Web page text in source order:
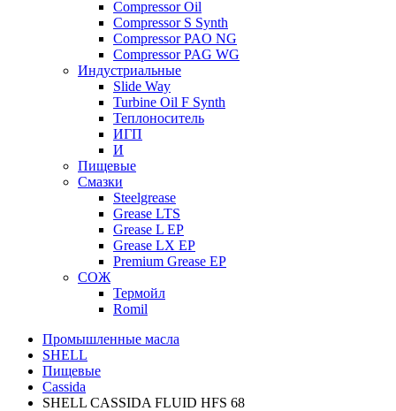
Compressor Oil
Compressor S Synth
Compressor PAO NG
Compressor PAG WG
Индустриальные
Slide Way
Turbine Oil F Synth
Теплоноситель
ИГП
И
Пищевые
Смазки
Steelgrease
Grease LTS
Grease L EP
Grease LX EP
Premium Grease EP
СОЖ
Термойл
Romil
Промышленные масла
SHELL
Пищевые
Cassida
SHELL CASSIDA FLUID HFS 68